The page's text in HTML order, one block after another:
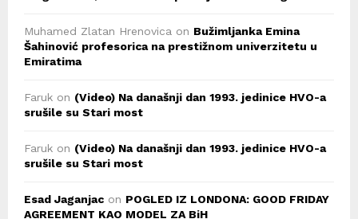
Muhamed Zlatan Hrenovica on Bužimljanka Emina
Šahinović profesorica na prestižnom univerzitetu u
Emiratima
Faruk on (Video) Na današnji dan 1993. jedinice HVO-a
srušile su Stari most
Faruk on (Video) Na današnji dan 1993. jedinice HVO-a
srušile su Stari most
Esad Jaganjac on POGLED IZ LONDONA: GOOD FRIDAY
AGREEMENT KAO MODEL ZA BiH